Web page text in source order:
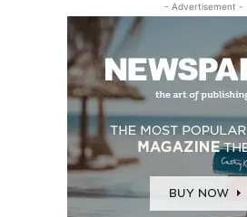
- Advertisement -